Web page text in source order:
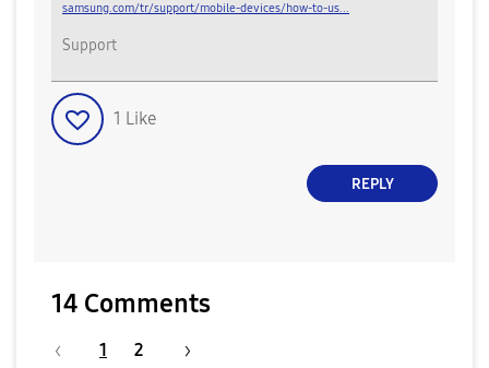
samsung.com/tr/support/mobile-devices/how-to-us...
Support
1 Like
REPLY
14 Comments
1 2